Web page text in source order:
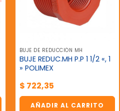
BUJE DE REDUCCIÓN MH
BUJE REDUC.MH P.P 1 1/2 «, 1
» POLIMEX
$ 722,35
AÑADIR AL CARRITO